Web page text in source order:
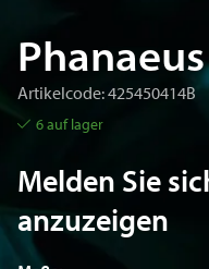
Artikelcode: 425450414B
6 auf lager
Melden Sie
anzuzeigen